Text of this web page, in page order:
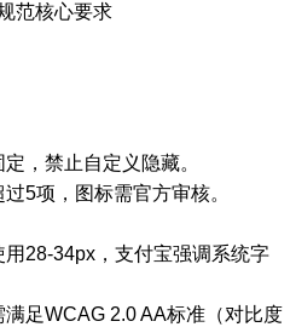
范核心要求
，禁止自定义隐藏。
5项，图标需官方审核。
28-34px，支付宝强调系统字
足WCAG 2.0 AA标准（对比度